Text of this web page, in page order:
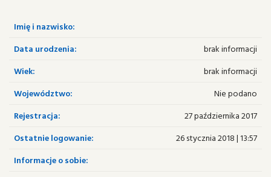
Imię i nazwisko:
Data urodzenia:
brak informacji
Wiek:
brak informacji
Województwo:
Nie podano
Rejestracja:
27 października 2017
Ostatnie logowanie:
26 stycznia 2018 | 13:57
Informacje o sobie: